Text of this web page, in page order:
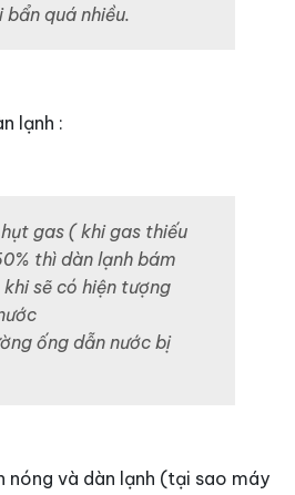
bẩn quá nhiều.
lạnh :
gas ( khi gas thiếu
thì dàn lạnh bám
sẽ có hiện tượng
ống dẫn nước bị
nóng và dàn lạnh (tại sao máy